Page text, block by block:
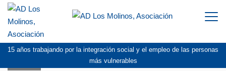
15 años trabajando por la integración social y el empleo de las personas
más vulnerables